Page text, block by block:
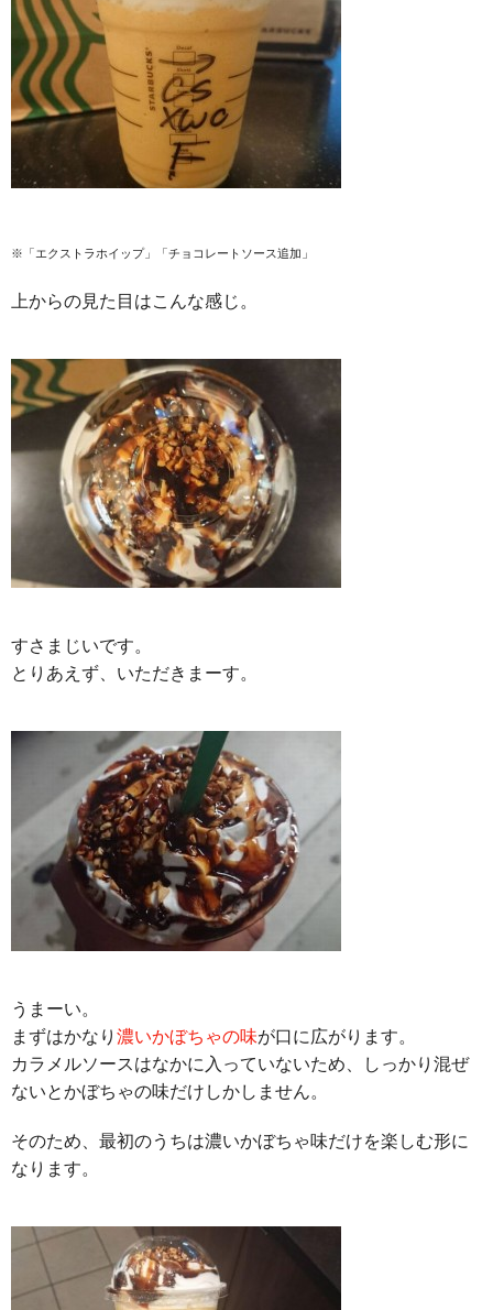
※「エクストラホイップ」「チョコレートソース追加」
上からの見た目はこんな感じ。
すさまじいです。
とりあえず、いただきまーす。
うまーい。
まずはかなり 濃いかぼちゃの味が口に広がります。
カラメルソースはなかに入っていないため、しっかり混ぜ
ないとかぼちゃの味だけしかしません。
そのため、最初のうちは濃いかぼちゃ味だけを楽しむ形に
なります。